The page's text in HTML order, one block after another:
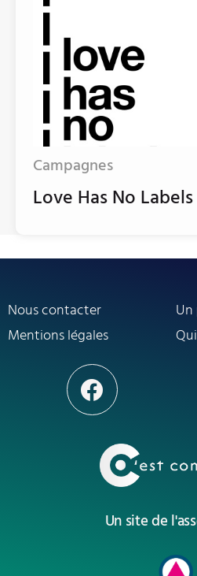
Campagnes
Love Has No Labels
Nous contacter
Mentions légales
Un site de